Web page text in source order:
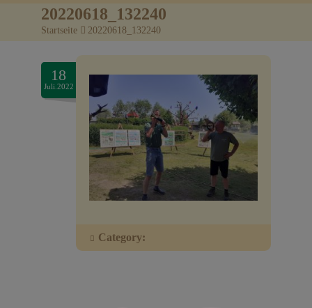
Startseite
Preise & Infos
Tickets
Attraktionen
Videos
Veranstaltungen
20220618_132240
Startseite > 20220618_132240
18
Juli.2022
Category: